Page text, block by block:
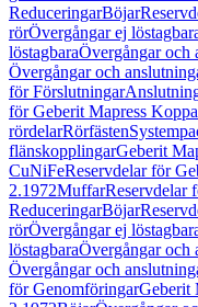
ReduceringarBöjar
rörÖvergångar ej
löstagbaraÖvergångar och
Övergångar och
för Förslutningar
för Geberit Mapress
rördelarRörfästen
flänskopplingarGeberit
CuNiFeReservdelar för
2.1972MuffarReservdelar
ReduceringarBöjar
rörÖvergångar ej
löstagbaraÖvergångar och
Övergångar och
för GenomföringarGeberit